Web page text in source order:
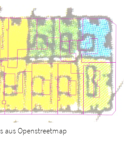
aus Openstreetmap